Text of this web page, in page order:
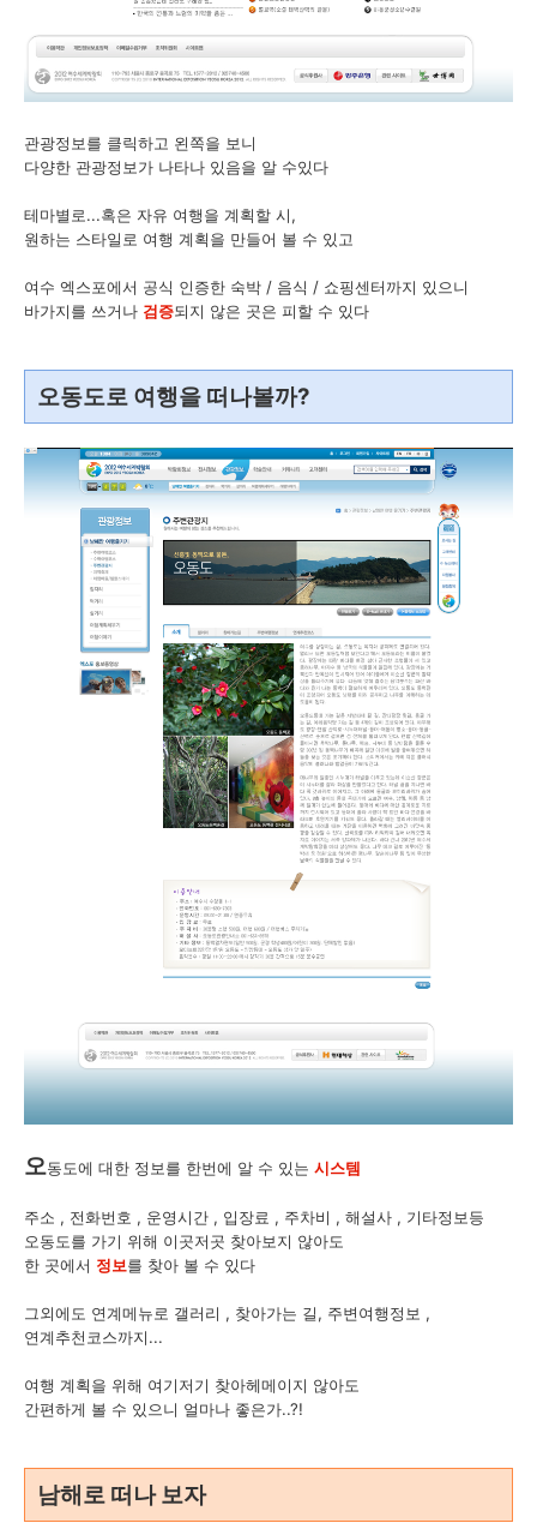
관광정보를 클릭하고 왼쪽을 보니
다양한 관광정보가 나타나 있음을 알 수있다
테마별로...혹은 자유 여행을 계획할 시,
원하는 스타일로 여행 계획을 만들어 볼 수 있고
여수 엑스포에서 공식 인증한 숙박 / 음식 / 쇼핑센터까지 있으니
바가지를 쓰거나 검증되지 않은 곳은 피할 수 있다
오동도로 여행을 떠나볼까?
오동도에 대한 정보를 한번에 알 수 있는 시스템
주소 , 전화번호 , 운영시간 , 입장료 , 주차비 , 해설사 , 기타정보등
오동도를 가기 위해 이곳저곳 찾아보지 않아도
한 곳에서 정보를 찾아 볼 수 있다
그외에도 연계메뉴로 갤러리 , 찾아가는 길, 주변여행정보 ,
연계추천코스까지...
여행 계획을 위해 여기저기 찾아헤메이지 않아도
간편하게 볼 수 있으니 얼마나 좋은가..?!
남해로 떠나 보자